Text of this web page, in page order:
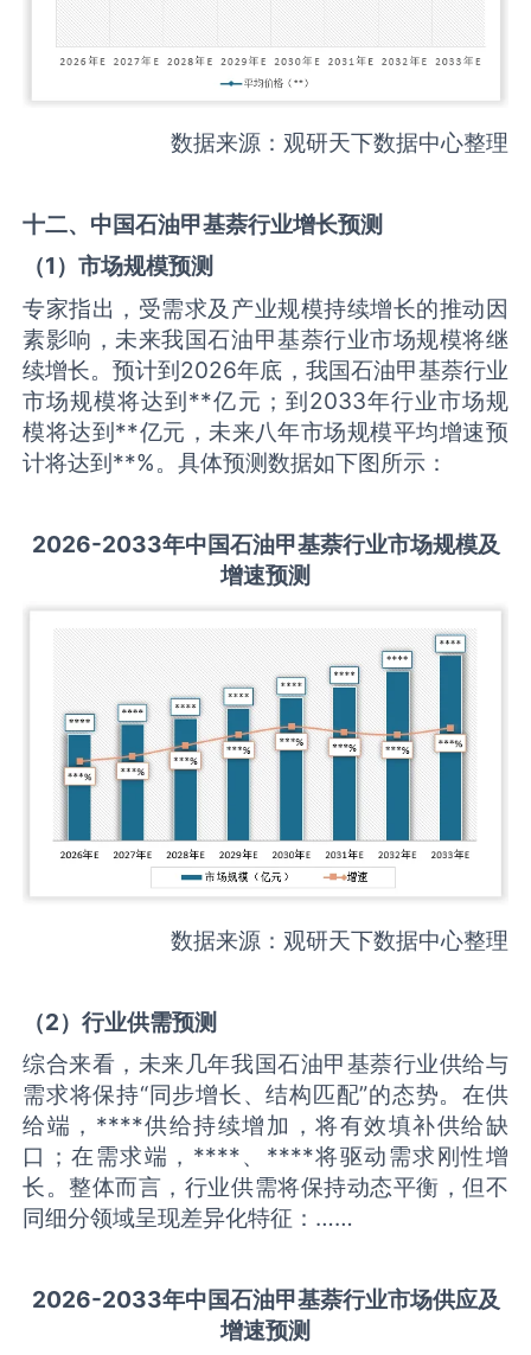
数据来源：观研天下数据中心整理
十二、中国石油甲基萘行业增长预测
（1）市场规模预测
专家指出，受需求及产业规模持续增长的推动因
素影响，未来我国石油甲基萘行业市场规模将继
续增长。预计到2026年底，我国石油甲基萘行业
市场规模将达到**亿元；到2033年行业市场规
模将达到**亿元，未来八年市场规模平均增速预
计将达到**%。具体预测数据如下图所示：
2026-2033年中国石油甲基萘行业市场规模及
增速预测
数据来源：观研天下数据中心整理
（2）行业供需预测
综合来看，未来几年我国石油甲基萘行业供给与
需求将保持“同步增长、结构匹配”的态势。在供
给端，****供给持续增加，将有效填补供给缺
口；在需求端，****、****将驱动需求刚性增
长。整体而言，行业供需将保持动态平衡，但不
同细分领域呈现差异化特征：……
2026-2033年中国石油甲基萘行业市场供应及
增速预测